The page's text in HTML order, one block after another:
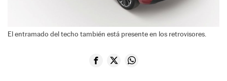
El entramado del techo también está presente en los retrovisores.